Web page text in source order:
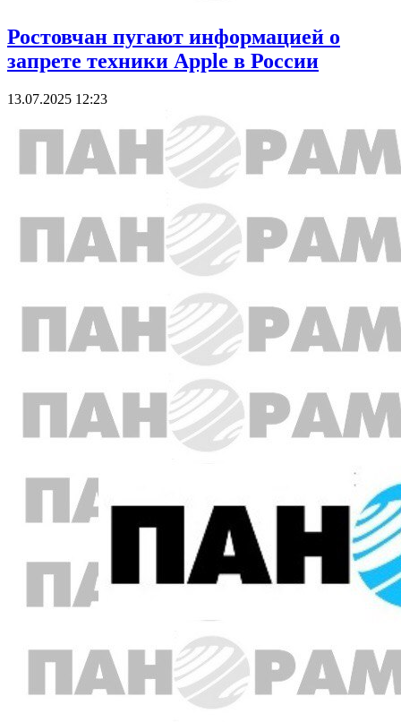
Ростовчан пугают информацией о
запрете техники Apple в России
13.07.2025 12:23